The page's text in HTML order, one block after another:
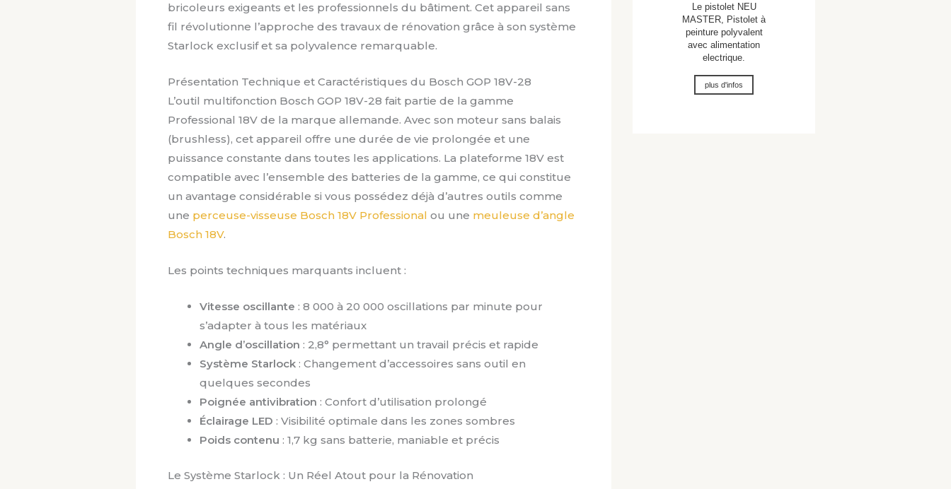
bricoleurs exigeants et les professionnels du bâtiment. Cet appareil sans
fil révolutionne l’approche des travaux de rénovation grâce à son système
Starlock exclusif et sa polyvalence remarquable.
Présentation Technique et Caractéristiques du Bosch GOP 18V-28
L’outil multifonction Bosch GOP 18V-28 fait partie de la gamme
Professional 18V de la marque allemande. Avec son moteur sans balais
(brushless), cet appareil offre une durée de vie prolongée et une
puissance constante dans toutes les applications. La plateforme 18V est
compatible avec l’ensemble des batteries de la gamme, ce qui constitue
un avantage considérable si vous possédez déjà d’autres outils comme
une perceuse-visseuse Bosch 18V Professional ou une meuleuse d’angle
Bosch 18V.
Les points techniques marquants incluent :
Vitesse oscillante : 8 000 à 20 000 oscillations par minute pour
s’adapter à tous les matériaux
Angle d’oscillation : 2,8° permettant un travail précis et rapide
Système Starlock : Changement d’accessoires sans outil en
quelques secondes
Poignée antivibration : Confort d’utilisation prolongé
Éclairage LED : Visibilité optimale dans les zones sombres
Poids contenu : 1,7 kg sans batterie, maniable et précis
Le Système Starlock : Un Réel Atout pour la Rénovation
Le pistolet NEU
MASTER, Pistolet à
peinture polyvalent
avec alimentation
electrique.
plus d'infos